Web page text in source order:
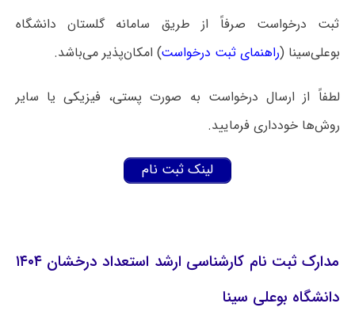
ثبت درخواست صرفاً از طریق سامانه گلستان دانشگاه
بوعلی‌سینا (راهنمای ثبت درخواست) امکان‌پذیر می‌باشد.
لطفاً از ارسال درخواست به صورت پستی، فیزیکی یا سایر
روش‌ها خودداری فرمایید.
لینک ثبت نام
مدارک ثبت نام کارشناسی ارشد استعداد درخشان ۱۴۰۴
دانشگاه بوعلی سینا